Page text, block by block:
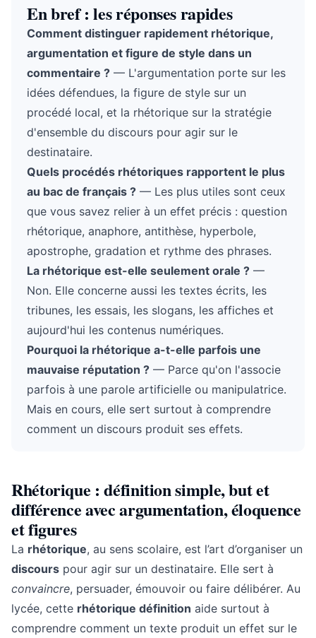
En bref : les réponses rapides
Comment distinguer rapidement rhétorique,
argumentation et figure de style dans un
commentaire ? — L'argumentation porte sur les
idées défendues, la figure de style sur un
procédé local, et la rhétorique sur la stratégie
d'ensemble du discours pour agir sur le
destinataire.
Quels procédés rhétoriques rapportent le plus
au bac de français ? — Les plus utiles sont ceux
que vous savez relier à un effet précis : question
rhétorique, anaphore, antithèse, hyperbole,
apostrophe, gradation et rythme des phrases.
La rhétorique est-elle seulement orale ? —
Non. Elle concerne aussi les textes écrits, les
tribunes, les essais, les slogans, les affiches et
aujourd'hui les contenus numériques.
Pourquoi la rhétorique a-t-elle parfois une
mauvaise réputation ? — Parce qu'on l'associe
parfois à une parole artificielle ou manipulatrice.
Mais en cours, elle sert surtout à comprendre
comment un discours produit ses effets.
Rhétorique : définition simple, but et
différence avec argumentation, éloquence
et figures
La rhétorique, au sens scolaire, est l’art d’organiser un
discours pour agir sur un destinataire. Elle sert à
convaincre, persuader, émouvoir ou faire délibérer. Au
lycée, cette rhétorique définition aide surtout à
comprendre comment un texte produit un effet sur le